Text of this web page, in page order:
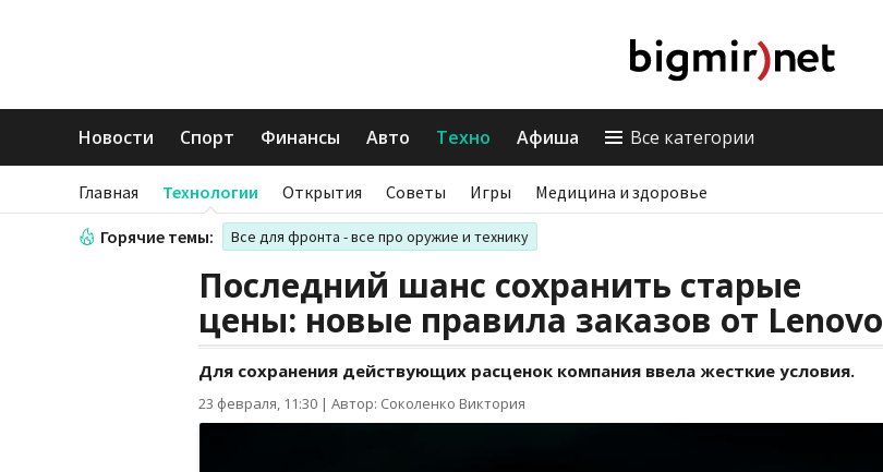
Новости Спорт Финансы Авто Техно Афиша Все категории
Главная Технологии Открытия Советы Игры Медицина и здоровье
Горячие темы: Все для фронта - все про оружие и технику
Последний шанс сохранить старые
цены: новые правила заказов от Lenovo
Для сохранения действующих расценок компания ввела жесткие условия.
23 февраля, 11:30 | Автор: Соколенко Виктория